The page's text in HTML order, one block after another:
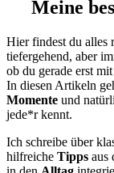
Meine
Hier findest du alles
tiefergehend, aber
ob du gerade erst
In diesen Artikeln
Momente und
jede*r kennt.
Ich schreibe über
hilfreiche Tipps aus